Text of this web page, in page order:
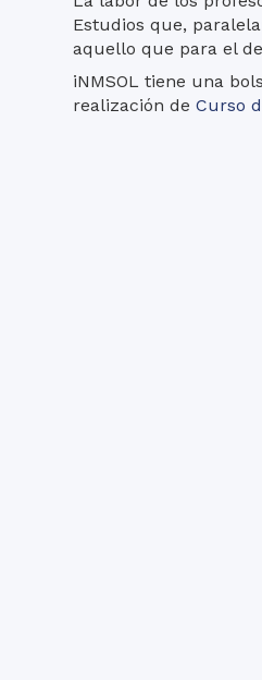
Estudios que,
aquello que para el
iNMSOL tiene una
realización deCurso